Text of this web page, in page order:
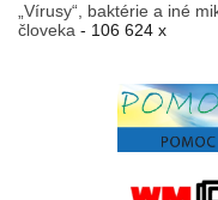
„Vírusy“, baktérie a iné
človeka - 106 624 x